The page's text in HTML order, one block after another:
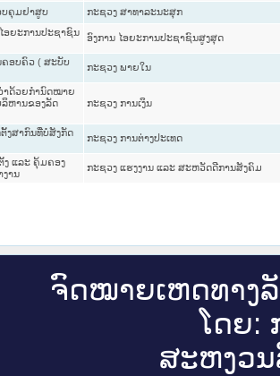
ຄຸມຢາສູບ
ກະຊວງ ສາທາລະນະສຸກ
ອຍະການປະຊາຊົນ
ອົງການ ໄອຍະການປະຊາຊົນສູງສຸດ
ອບຄົວ ( ສະ​ບັບ​
ກະຊວງ ພາຍໃນ
າດ້ວຍກຳນົດໝາຍ
ລິຫານຂອງລັດ
ກະຊວງ ການເງິນ
ງສາກົນທີ່ບໍ່ສັງກັດ
ກະຊວງ ການຕ່າງປະເທດ
ງ ແລະ ຄຸ້ມຄອງ
ານ
ກະຊວງ ແຮງງານ ແລະ ສະຫວັດດີການສັງຄົມ
ຈົດ​ໝາຍ​ເຫດ​ທາງ​
ໂດຍ:
ສະ​ຫງວນ​